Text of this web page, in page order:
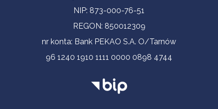
NIP: 873-000-76-51
REGON: 850012309
nr konta: Bank PEKAO S.A. O/Tarnów
96 1240 1910 1111 0000 0898 4744